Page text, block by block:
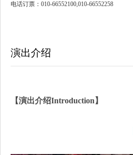
电话订票：010-66552100,010-66552258
演出介绍
【演出介绍Introduction】